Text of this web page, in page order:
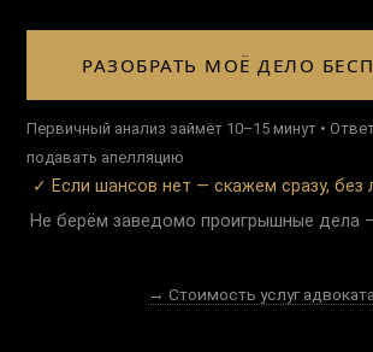
РАЗОБРАТЬ МОЁ ДЕЛО
Первичный анализ займёт 10–15 минут •
подавать апелляцию
✓ Если шансов нет — скажем сразу, без
Не берём заведомо проигрышные дела
→ Стоимость услуг